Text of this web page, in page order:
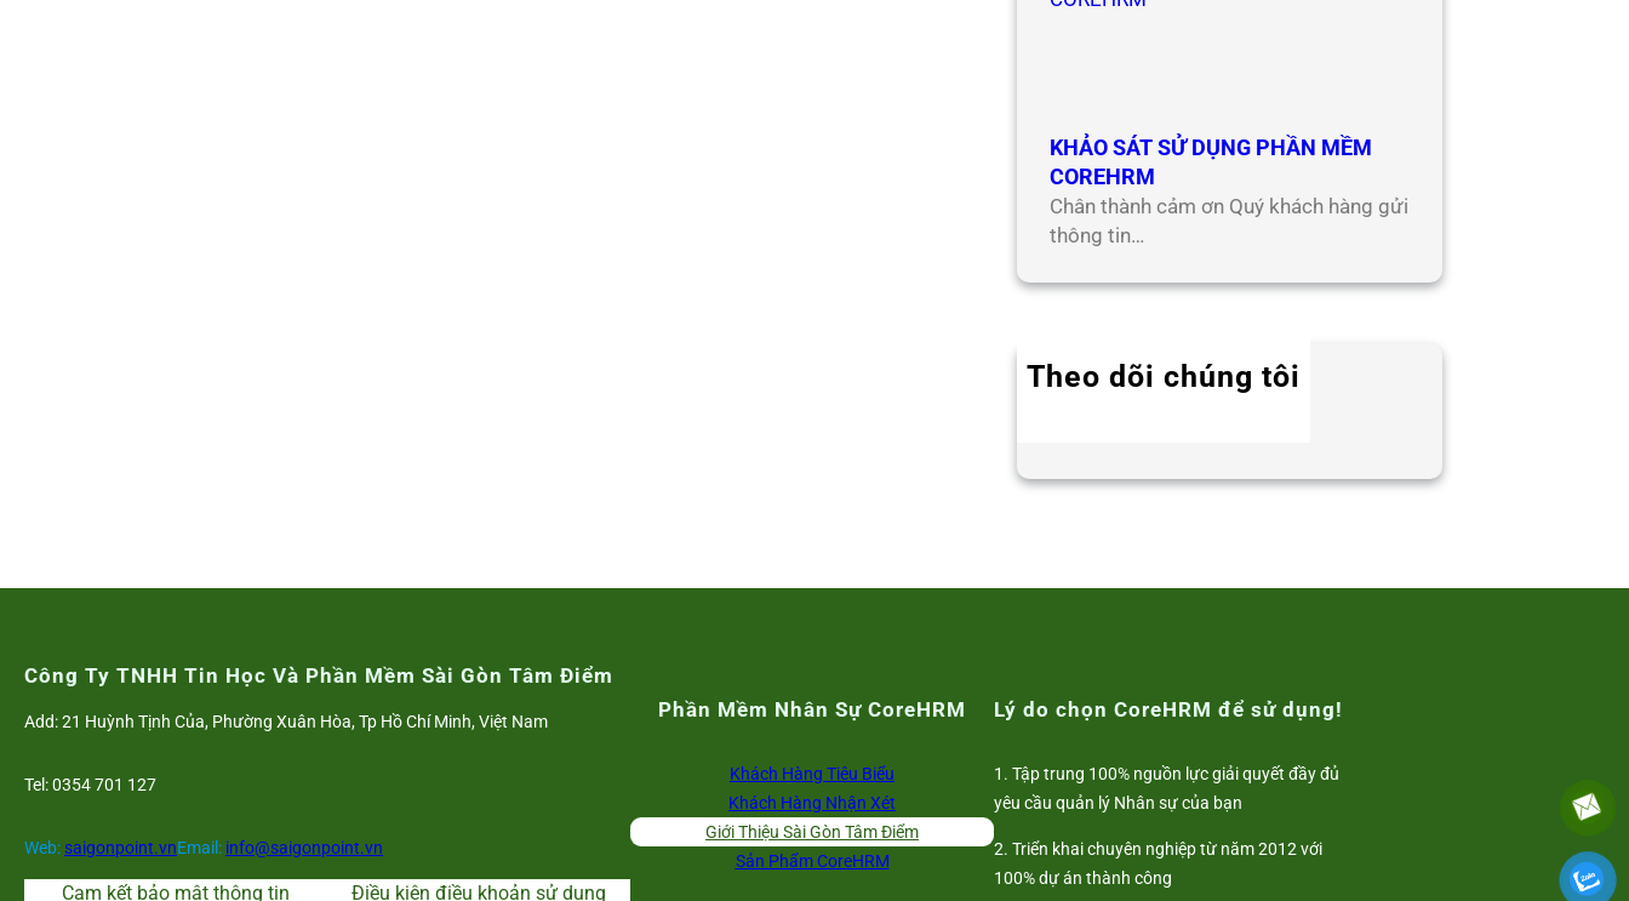
KHẢO SÁT SỬ DỤNG PHẦN MỀM
COREHRM
Chân thành cảm ơn Quý khách hàng gửi
thông tin…
Theo dõi chúng tôi
Công Ty TNHH Tin Học Và Phần Mềm Sài Gòn Tâm Điểm
Add: 21 Huỳnh Tịnh Của, Phường Xuân Hòa, Tp Hồ Chí Minh, Việt Nam
Tel: 0354 701 127
Web:saigonpoint.vnEmail: info@saigonpoint.vn
Cam kết bảo mật thông tin Điều kiện điều khoản sử dụng
Phần Mềm Nhân Sự CoreHRM
Khách Hàng Tiêu Biểu
Khách Hàng Nhận Xét
Giới Thiệu Sài Gòn Tâm Điểm
Sản Phẩm CoreHRM
Lý do chọn CoreHRM để sử dụng!
1. Tập trung 100% nguồn lực giải quyết đầy đủ
yêu cầu quản lý Nhân sự của bạn
2. Triển khai chuyên nghiệp từ năm 2012 với
100% dự án thành công